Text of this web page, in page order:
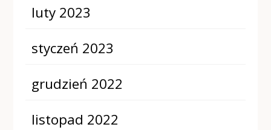
luty 2023
styczeń 2023
grudzień 2022
listopad 2022